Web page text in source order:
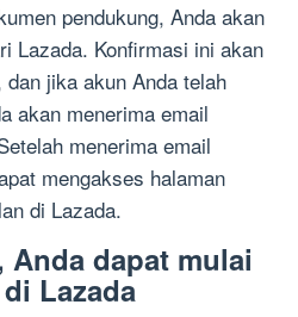
pendukung, Anda akan
Lazada. Konfirmasi ini akan
jika akun Anda telah
akan menerima email
menerima email
mengakses halaman
di Lazada.
dapat mulai
Lazada